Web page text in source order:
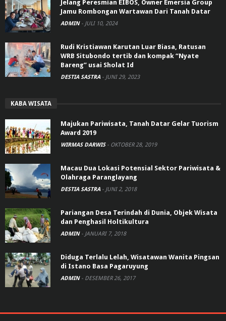
Jelang Peresmian EIBOS, Owner Emersia Group
Jamu Rombongan Wartawan Dari Tanah Datar
ADMIN - JULI 10, 2024
Rudi Kristiawan Karutan Luar Biasa, Ratusan
WRB Situbondo tertib dan kompak “Nyate
Bareng” usai Sholat Id
DESTIA SASTRA - JUNI 29, 2023
KABA WISATA
Majukan Pariwisata, Tanah Datar Gelar Tuorism
Award 2019
WIRMAS DARWIS - OKTOBER 28, 2019
Macau Dua Lokasi Potensial Sektor Pariwisata &
Olahraga Paranglayang
DESTIA SASTRA - JUNI 2, 2018
Pariangan Desa Terindah di Dunia, Objek Wisata
dan Penghasil Holtikultura
ADMIN - JANUARI 7, 2018
Diduga Terlalu Lelah, Wisatawan Wanita Pingsan
di Istano Basa Pagaruyung
ADMIN - DESEMBER 26, 2017